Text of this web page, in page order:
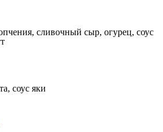
сливочный сыр, огурец, соус
соус яки